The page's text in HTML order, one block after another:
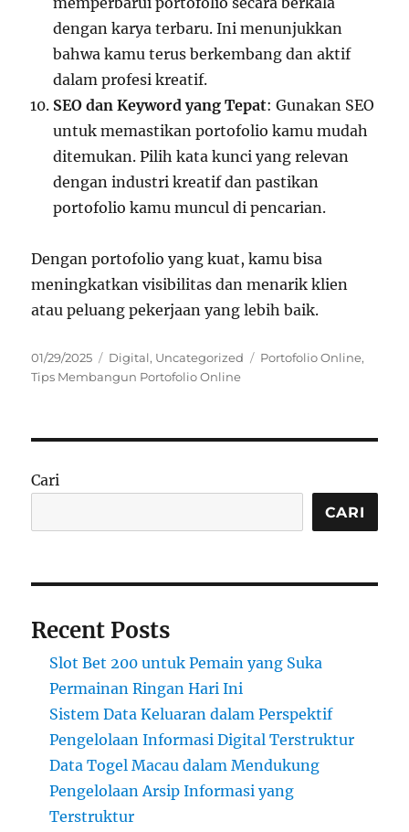
dengan karya terbaru. Ini menunjukkan
bahwa kamu terus berkembang dan aktif
dalam profesi kreatif.
SEO dan Keyword yang Tepat: Gunakan SEO
untuk memastikan portofolio kamu mudah
ditemukan. Pilih kata kunci yang relevan
dengan industri kreatif dan pastikan
portofolio kamu muncul di pencarian.
Dengan portofolio yang kuat, kamu bisa
meningkatkan visibilitas dan menarik klien
atau peluang pekerjaan yang lebih baik.
Posted
on
01/29/2025 Categories
Digital, Uncategorized Tags
Portofolio Online,
Tips Membangun Portofolio Online
Cari
CARI
Recent Posts
Slot Bet 200 untuk Pemain yang Suka
Permainan Ringan Hari Ini
Sistem Data Keluaran dalam Perspektif
Pengelolaan Informasi Digital Terstruktur
Data Togel Macau dalam Mendukung
Pengelolaan Arsip Informasi yang
Terstruktur